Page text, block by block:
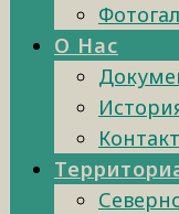
О Нас